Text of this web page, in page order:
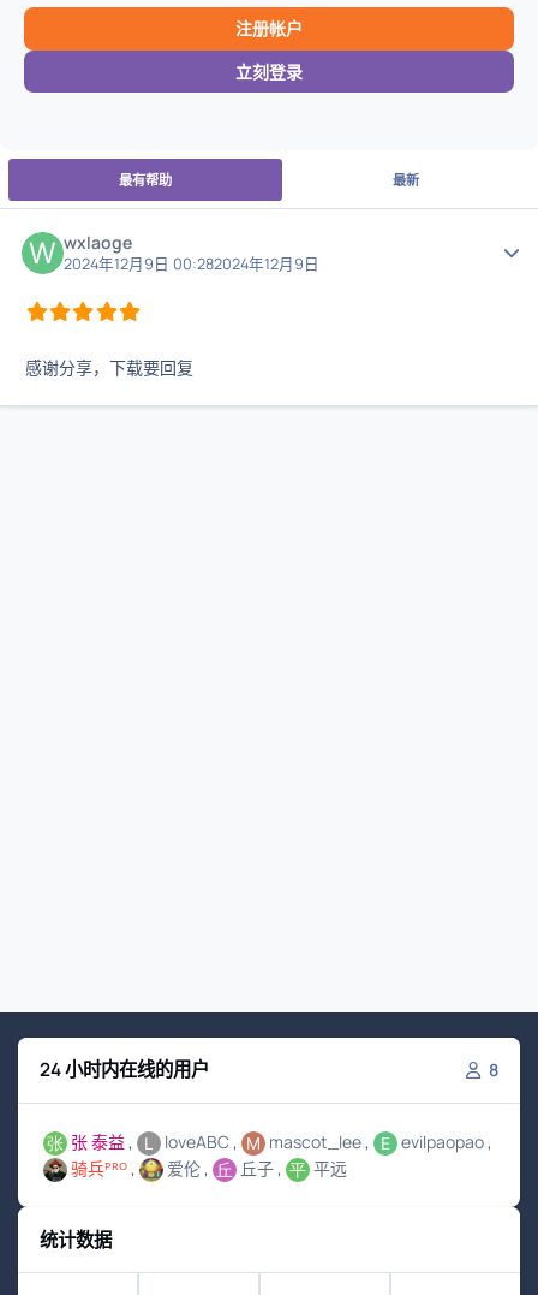
注册帐户
立刻登录
最有帮助 最新
wxlaoge
2024年12月9日 00:282024年12月9日
感谢分享，下载要回复
24 小时内在线的用户 8
张 泰益 loveABC mascot_lee
evilpaopao
骑兵ᴾᴿᴼ
爱伦 丘子 平远
统计数据